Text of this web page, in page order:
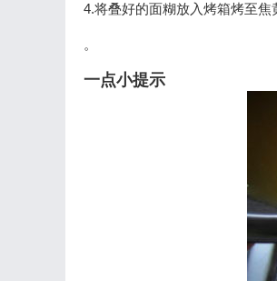
4.将叠好的面糊放入烤箱烤至焦
。
一点小提示